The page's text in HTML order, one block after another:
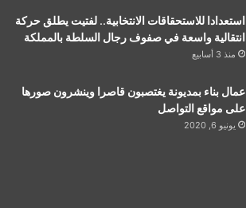
استعدادا للاستحقاقات الانتخابية.. لفتيت يطلق حركة
انتقالية واسعة في صفوف رجال السلطة بالمملكة
منذ 3 أسابيع
عمال بناء بمديونة يغتصبون قاصرا وينشرون صورها
على مواقع التواصل
يونيو 6, 2020